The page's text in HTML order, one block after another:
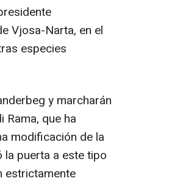
Vjosa-Narta, en el
especies
y marcharán
que ha
modificación de la
puerta a este tipo
estrictamente